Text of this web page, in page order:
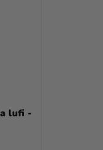
lufi -